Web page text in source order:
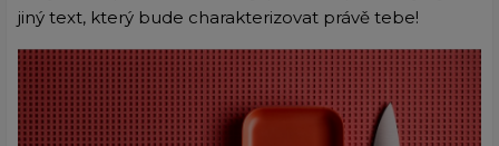
jiný text, který bude charakterizovat právě tebe!